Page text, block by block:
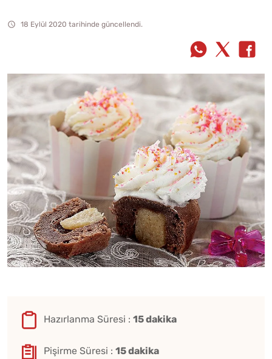
18 Eylül 2020 tarihinde güncellendi.
Hazırlanma Süresi : 15 dakika
Pişirme Süresi : 15 dakika